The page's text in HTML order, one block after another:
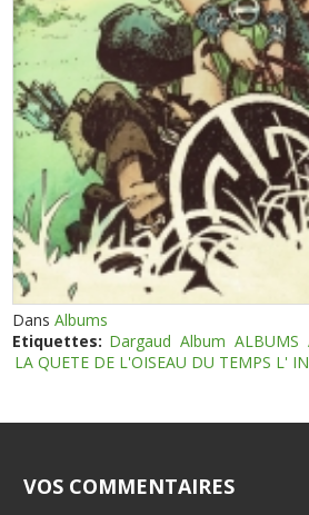
DansAlbums
Etiquettes: Dargaud Album ALBUMS
LA QUETE DE L'OISEAU DU TEMPS L'
VOS COMMENTAIRES